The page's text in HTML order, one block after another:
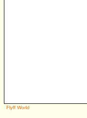
Flyff World